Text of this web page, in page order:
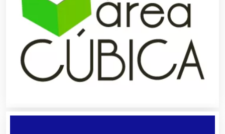
Automatización
Automóviles Nuevos y Usados